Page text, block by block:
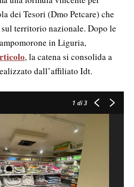
dei Tesori (Dmo Petcare) che
territorio nazionale. Dopo le
in Liguria,
, la catena si consolida a
dall’affiliato Idt.
1 di 3